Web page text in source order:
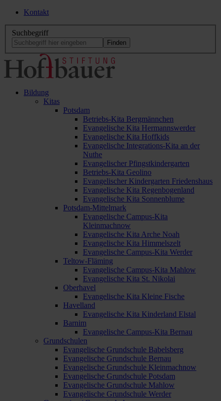
Kontakt
Suchbegriff
Bildung
Kitas
Potsdam
Betriebs-Kita Bergmännchen
Evangelische Kita Hermannswerder
Evangelische Kita Hoffkids
Evangelische Integrations-Kita an der
Nuthe
Evangelischer Pfingstkindergarten
Betriebs-Kita Geolino
Evangelischer Kindergarten Friedenshaus
Evangelische Kita Regenbogenland
Evangelische Kita Sonnenblume
Potsdam-Mittelmark
Evangelische Campus-Kita
Kleinmachnow
Evangelische Kita Arche Noah
Evangelische Kita Himmelszelt
Evangelische Campus-Kita Werder
Teltow-Fläming
Evangelische Campus-Kita Mahlow
Evangelische Kita St. Nikolai
Oberhavel
Evangelische Kita Kleine Fische
Havelland
Evangelische Kita Kinderland Elstal
Barnim
Evangelische Campus-Kita Bernau
Grundschulen
Evangelische Grundschule Babelsberg
Evangelische Grundschule Bernau
Evangelische Grundschule Kleinmachnow
Evangelische Grundschule Potsdam
Evangelische Grundschule Mahlow
Evangelische Grundschule Werder